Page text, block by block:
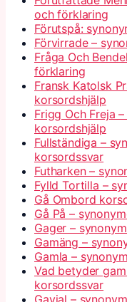
och förklaring
Förutspå:
Förvirrade –
Fråga Och
förklaring
Fransk Katolsk
korsordshjälp
Frigg Och Freja
korsordshjälp
Fullständiga –
korsordssvar
Futharken –
Fylld Tortilla –
Gå Ombord
Gå På –
Gager –
Gamäng –
Gamla –
Vad betyder
korsordssvar